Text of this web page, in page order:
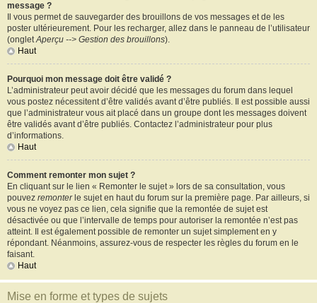
message ?
Il vous permet de sauvegarder des brouillons de vos messages et de les
poster ultérieurement. Pour les recharger, allez dans le panneau de l’utilisateur
(ongletAperçu --> Gestion des brouillons).
Haut
Pourquoi mon message doit être validé ?
L’administrateur peut avoir décidé que les messages du forum dans lequel
vous postez nécessitent d’être validés avant d’être publiés. Il est possible aussi
que l’administrateur vous ait placé dans un groupe dont les messages doivent
être validés avant d’être publiés. Contactez l’administrateur pour plus
d’informations.
Haut
Comment remonter mon sujet ?
En cliquant sur le lien « Remonter le sujet » lors de sa consultation, vous
pouvez remonterle sujet en haut du forum sur la première page. Par ailleurs, si
vous ne voyez pas ce lien, cela signifie que la remontée de sujet est
désactivée ou que l’intervalle de temps pour autoriser la remontée n’est pas
atteint. Il est également possible de remonter un sujet simplement en y
répondant. Néanmoins, assurez-vous de respecter les règles du forum en le
faisant.
Haut
Mise en forme et types de sujets